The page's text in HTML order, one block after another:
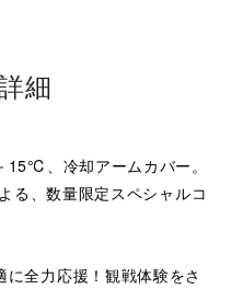
細
15℃、冷却アームカバー。
る、数量限定スペシャルコ
全力応援！観戦体験をさ